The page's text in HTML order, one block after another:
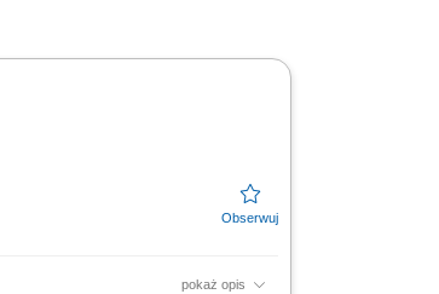
pokaż opis